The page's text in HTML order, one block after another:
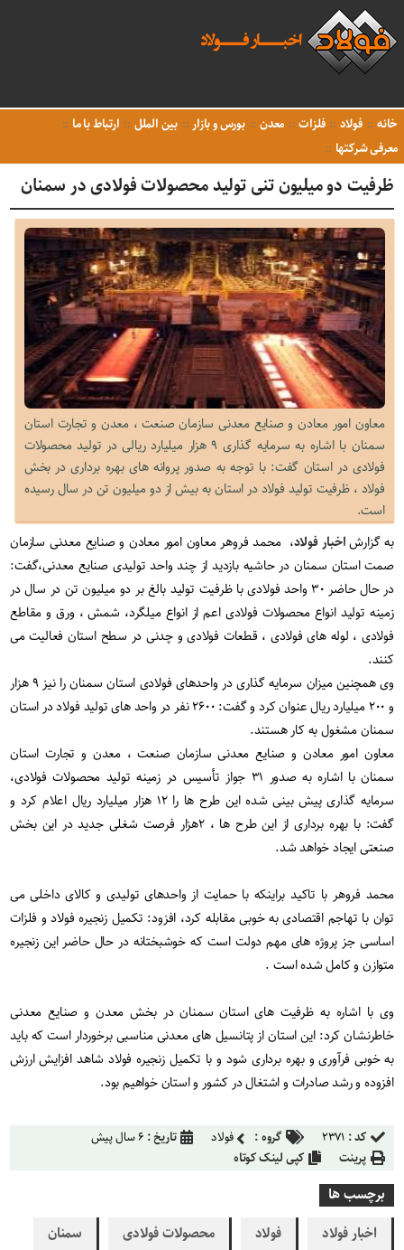
خانه فولاد فلزات معدن بورس و بازار بین الملل
ارتباط با ما
معرفی شرکتها
ظرفیت دو میلیون تنی تولید محصولات فولادی در سمنان
معاون امور معادن و صنایع معدنی سازمان صنعت ، معدن و تجارت استان
سمنان با اشاره به سرمایه گذاری ۹ هزار میلیارد ریالی در تولید محصولات
فولادی در استان گفت: با توجه به صدور پروانه های بهره برداری در بخش
فولاد ، ظرفیت تولید فولاد در استان به بیش از دو میلیون تن در سال رسیده
است.
به گزارشاخبار فولاد، محمد فروهر معاون امور معادن و صنایع معدنی سازمان
صمت استان سمنان در حاشیه بازدید از چند واحد تولیدی صنایع معدنی،گفت:
در حال حاضر ۳۰ واحد فولادی با ظرفیت تولید بالغ بر دو میلیون تن در سال در
زمینه تولید انواع محصولات فولادی اعم از انواع میلگرد، شمش ، ورق و مقاطع
فولادی ، لوله های فولادی ، قطعات فولادی و چدنی در سطح استان فعالیت می
کنند.
وی همچنین میزان سرمایه گذاری در واحدهای فولادی استان سمنان را نیز ۹ هزار
و ۲۰۰ میلیارد ریال عنوان کرد و گفت: ۲۶۰۰ نفر در واحد های تولید فولاد در استان
سمنان مشغول به کار هستند.
معاون امور معادن و صنایع معدنی سازمان صنعت ، معدن و تجارت استان
سمنان با اشاره به صدور ۳۱ جواز تأسیس در زمینه تولید محصولات فولادی،
سرمایه گذاری پیش بینی شده این طرح ها را ۱۲ هزار میلیارد ریال اعلام کرد و
گفت: با بهره برداری از این طرح ها ، ۲هزار فرصت شغلی جدید در این بخش
صنعتی ایجاد خواهد شد.
محمد فروهر با تاکید براینکه با حمایت از واحدهای تولیدی و کالای داخلی می
توان با تهاجم اقتصادی به خوبی مقابله کرد، افزود: تکمیل زنجیره فولاد و فلزات
اساسی جز پروژه های مهم دولت است که خوشبختانه در حال حاضر این زنجیره
متوازن و کامل شده است .
وی با اشاره به ظرفیت های استان سمنان در بخش معدن و صنایع معدنی
خاطرنشان کرد: این استان از پتانسیل های معدنی مناسبی برخوردار است که باید
به خوبی فرآوری و بهره برداری شود و با تکمیل زنجیره فولاد شاهد افزایش ارزش
افزوده و رشد صادرات و اشتغال در کشور و استان خواهیم بود.
کد : ۲۳۷۱ گروه : فولاد تاریخ : ۶ سال پیش
پرینت
کپی لینک کوتاه
برچسب ها
اخبار فولاد
فولاد محصولات فولادی
سمنان